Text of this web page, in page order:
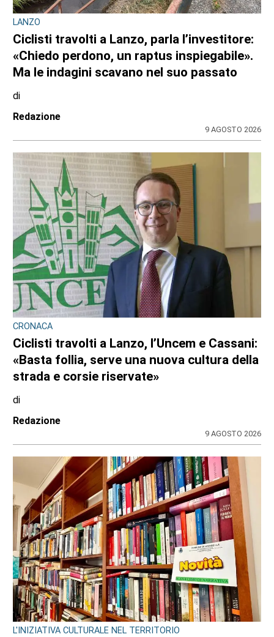
OPERAZIONE ANTI-DROGA A TORINO E PROVINCIA
Quando lo spaccio incontra la fantasia:
cinque arresti dei carabinieri da Venaria, a
di
Redazione
CRONACA
Nubifragio sul Canavese, albero caduto tra
Front e Favria
Redazione
9 AGOSTO 2026